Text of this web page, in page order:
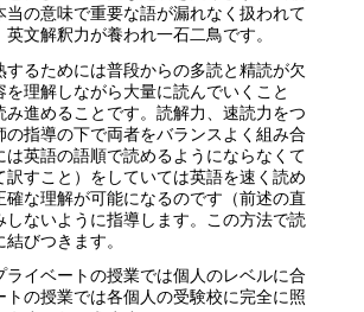
の意味で重要な語が漏れなく扱われて
文解釈力が養われ一石二鳥です。
るためには普段からの多読と精読が欠
理解しながら大量に読んでいくこと
進めることです。読解力、速読力をつ
指導の下で両者をバランスよく組み合
英語の語順で読めるようにならなくて
すこと）をしていては英語を速く読め
な理解が可能になるのです（前述の直
ないように指導します。この方法で読
びつきます。
イベートの授業では個人のレベルに合
の授業では各個人の受験校に完全に照